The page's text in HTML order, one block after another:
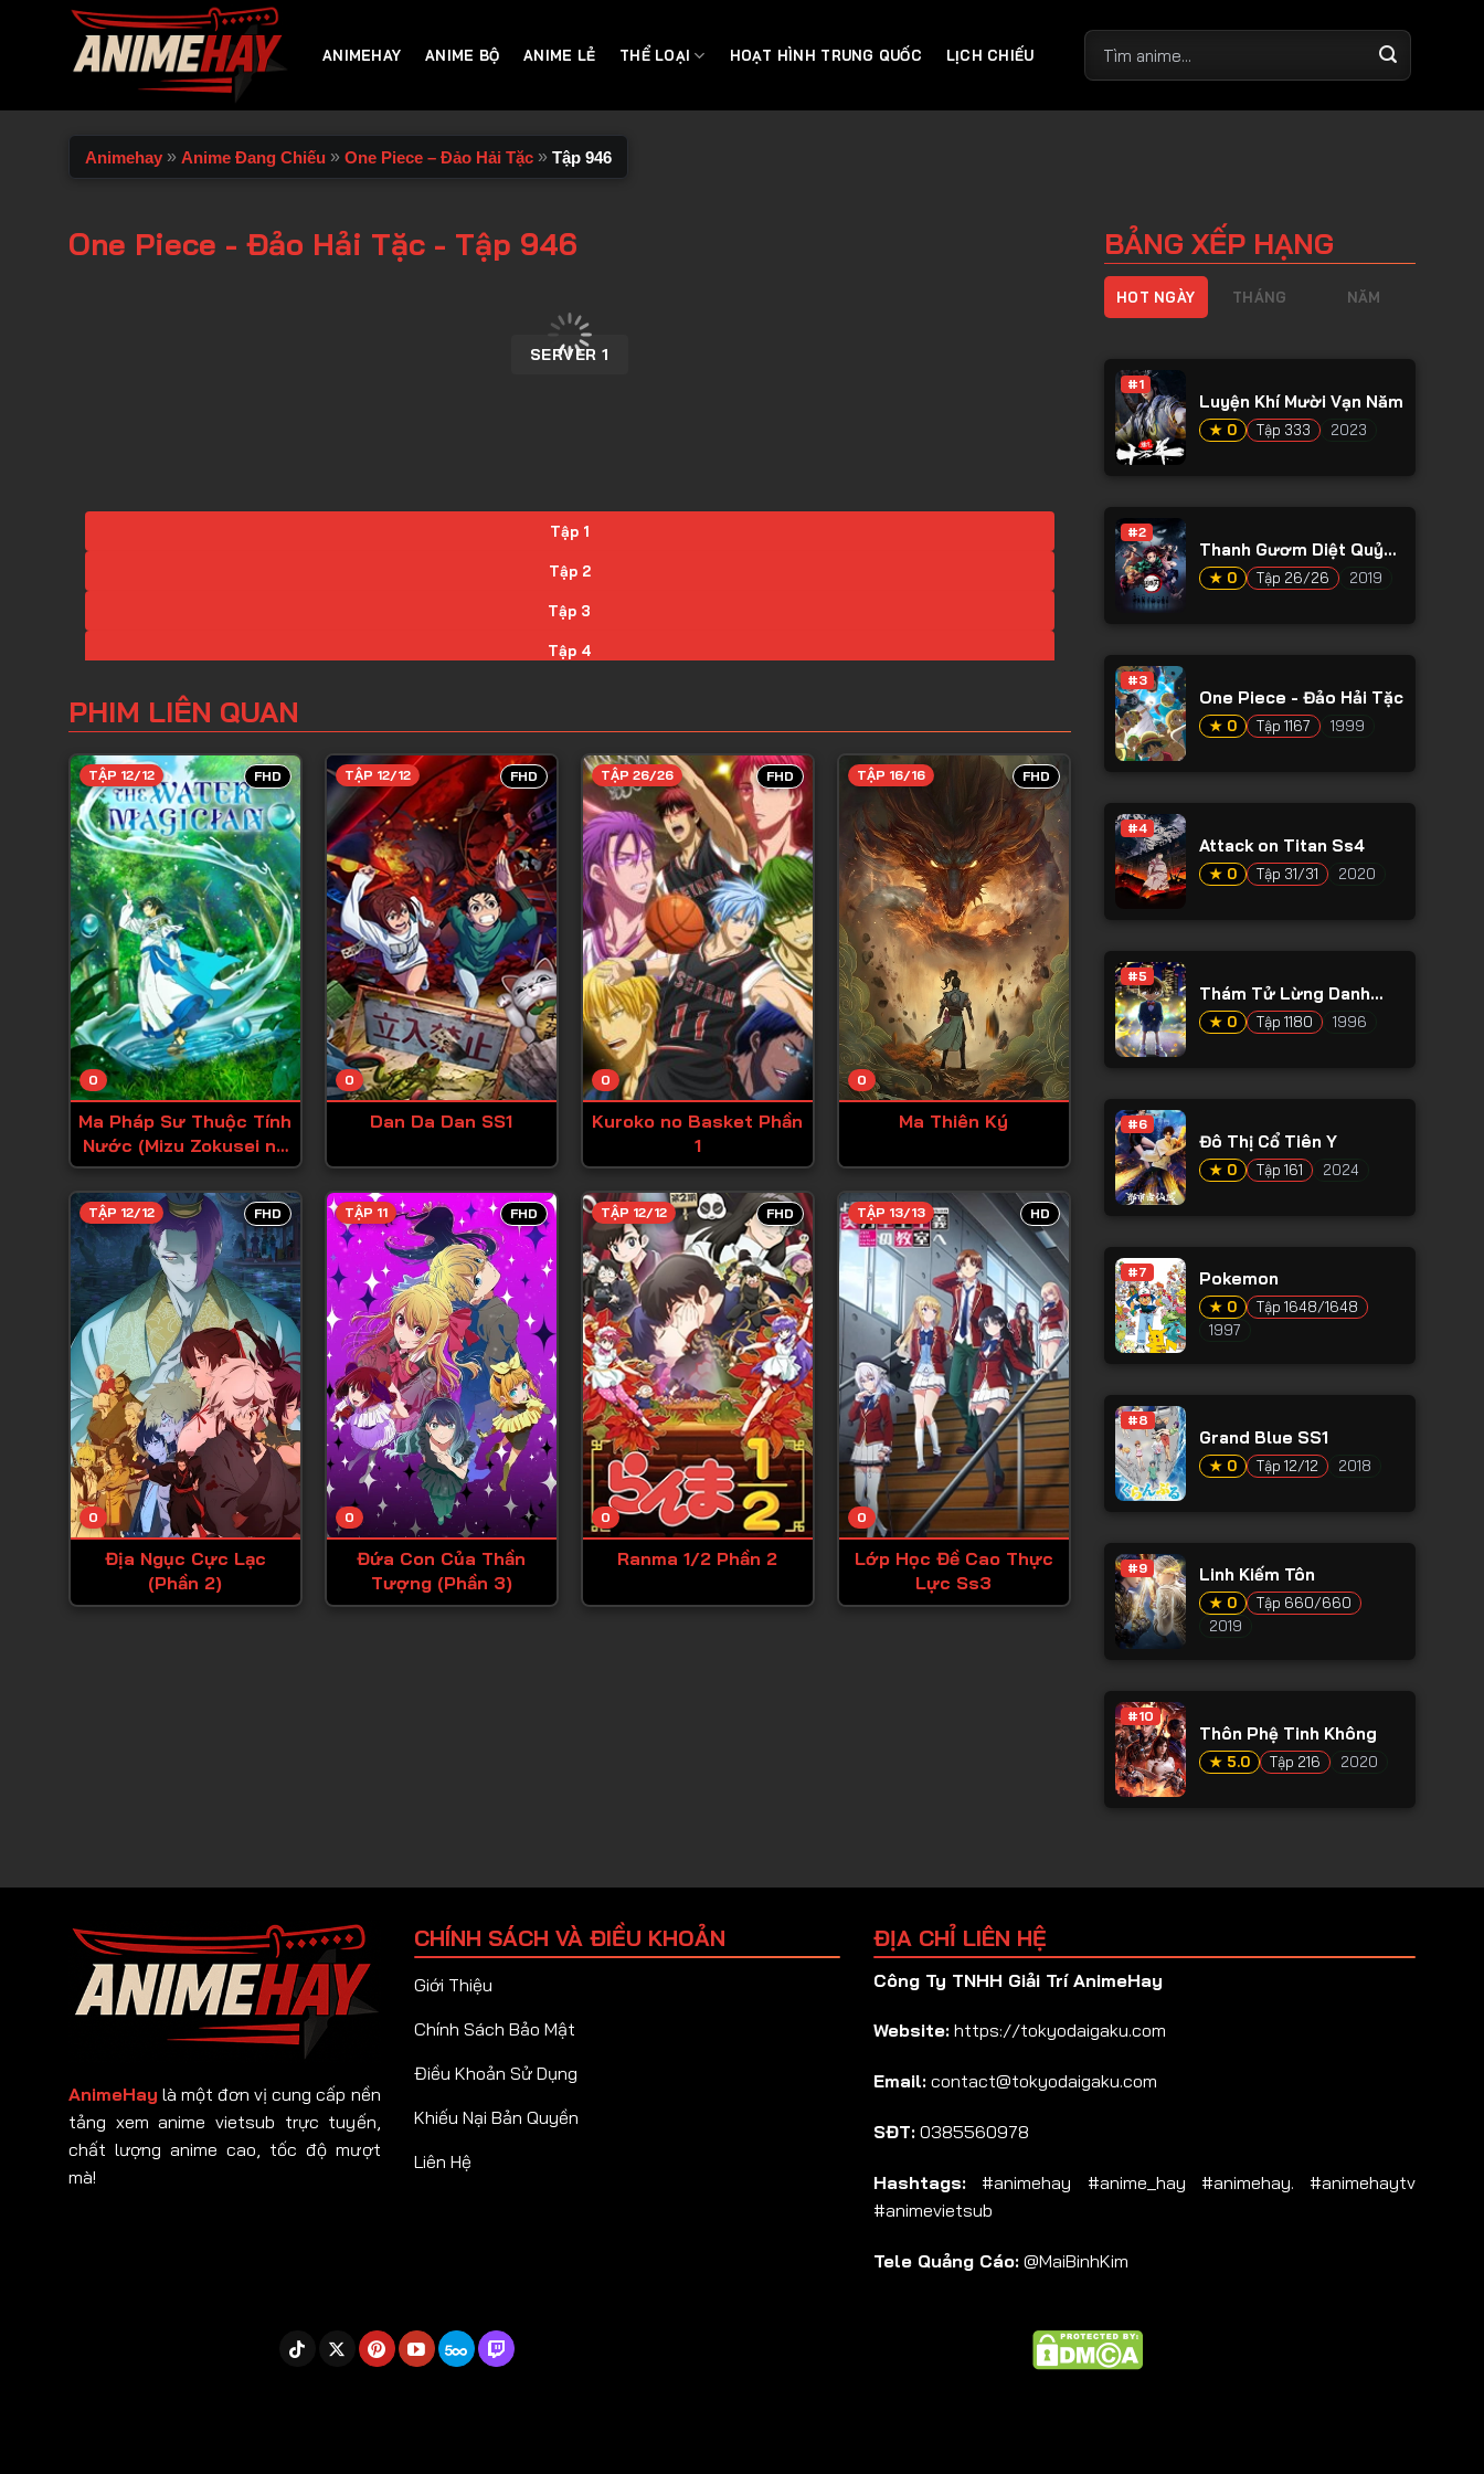
ANIMEHAY ANIME BỘ ANIME LẺ THỂ LOẠI HOẠT HÌNH TRUNG QUỐC LỊCH CHIẾU
Animehay » Anime Đang Chiếu » One Piece – Đảo Hải Tặc » Tập 946
One Piece - Đảo Hải Tặc - Tập 946
SERVER 1
Tập 1
Tập 2
Tập 3
Tập 4
Tập 6
Tập 7
Tập 8
Tập 9
Tập 10
Tập 11
Tập 12
Tập 13
Tập 14
Tập 15
Tập 16
Tập 17
Tập 18
Tập 19
Tập 20
Tập 21
Tập 22
Tập 23
Tập 24
Tập 25
Tập 26
Tập 28
Tập 36
Tập 37
Tập 39
Tập 40
Tập 41
PHIM LIÊN QUAN
FHD
0
TẬP 12/12
Ma Pháp Sư Thuộc Tính
Nước (Mizu Zokusei no
Mahoutsukai)
FHD
0
TẬP 12/12
Dan Da Dan SS1
FHD
0
TẬP 26/26
Kuroko no Basket Phần
1
FHD
0
TẬP 16/16
Ma Thiên Ký
FHD
0
TẬP 12/12
Địa Ngục Cực Lạc
(Phần 2)
FHD
0
TẬP 11
Đứa Con Của Thần
Tượng (Phần 3)
FHD
0
TẬP 12/12
Ranma 1/2 Phần 2
HD
0
TẬP 13/13
Lớp Học Đề Cao Thực
Lực Ss3
BẢNG XẾP HẠNG
HOT NGÀY THÁNG NĂM
#1
Luyện Khí Mười Vạn Năm
★ 0 Tập 333 2023
#2
Thanh Gươm Diệt Quỷ
Phần 1
★ 0 Tập 26/26 2019
#3
One Piece - Đảo Hải Tặc
★ 0 Tập 1167 1999
#4
Attack on Titan Ss4
★ 0 Tập 31/31 2020
#5
Thám Tử Lừng Danh
Conan
★ 0 Tập 1180 1996
#6
Đô Thị Cổ Tiên Y
★ 0 Tập 161 2024
#7 Pokemon
★ 0
Tập 1648/1648
1997
#8
Grand Blue SS1
★ 0 Tập 12/12 2018
#9 Linh Kiếm Tôn
★ 0
Tập 660/660
2019
#10
Thôn Phệ Tinh Không
★ 5.0 Tập 216 2020
AnimeHay là một đơn vị cung cấp nền
tảng xem anime vietsub trực tuyến,
chất lượng anime cao, tốc độ mượt
mà!
CHÍNH SÁCH VÀ ĐIỀU KHOẢN
Giới Thiệu
Chính Sách Bảo Mật
Điều Khoản Sử Dụng
Khiếu Nại Bản Quyền
Liên Hệ
ĐỊA CHỈ LIÊN HỆ
Công Ty TNHH Giải Trí AnimeHay
Website: https://tokyodaigaku.com
Email: contact@tokyodaigaku.com
SĐT: 0385560978
Hashtags: #animehay #anime_hay #animehay. #animehaytv
#animevietsub
Tele Quảng Cáo: @MaiBinhKim